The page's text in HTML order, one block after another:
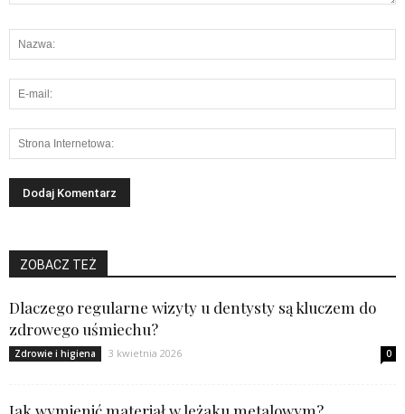
ZOBACZ TEŻ
Dlaczego regularne wizyty u dentysty są kluczem do
zdrowego uśmiechu?
Zdrowie i higiena 3 kwietnia 2026 0
Jak wymienić materiał w leżaku metalowym?